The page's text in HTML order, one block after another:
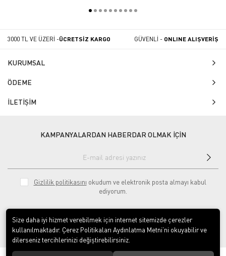
3000 TL VE ÜZERİ -ÜCRETSİZ KARGO GÜVENLİ - ONLINE ALIŞVERİŞ
KURUMSAL
ÖDEME
İLETİŞİM
KAMPANYALARDAN HABERDAR OLMAK İÇİN
Gizlilik politikasını okudum ve elektronik posta almayı kabul
ediyorum.
Size daha iyi hizmet verebilmek için internet sitemizde çerezler
kullanılmaktadır. Çerez Politikaları Aydınlatma Metni’ni okuyabilir ve
dilerseniz tercihlerinizi değiştirebilirsiniz.